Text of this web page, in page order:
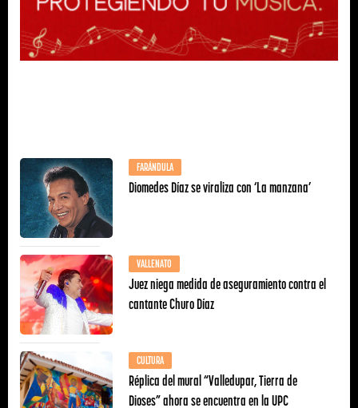
FARÁNDULA
Diomedes Díaz se viraliza con ‘La manzana’
VALLENATO
Juez niega medida de aseguramiento contra el
cantante Churo Díaz
CULTURA
Réplica del mural “Valledupar, Tierra de
Dioses” ahora se encuentra en la UPC